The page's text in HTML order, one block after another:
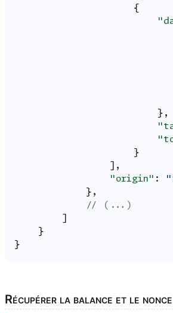
{
},
}
],
"origin" :
},
// (...)
}
}
Récupérer la balance et le nonce